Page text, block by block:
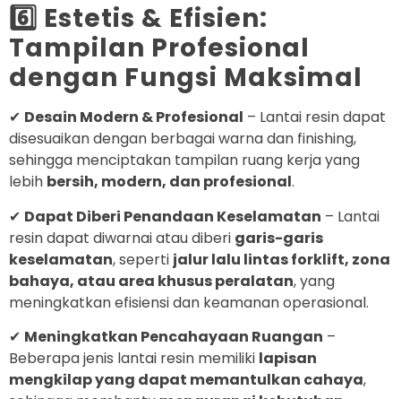
6️⃣ Estetis & Efisien:
Tampilan Profesional
dengan Fungsi Maksimal
✔ Desain Modern & Profesional – Lantai resin dapat
disesuaikan dengan berbagai warna dan finishing,
sehingga menciptakan tampilan ruang kerja yang
lebih bersih, modern, dan profesional.
✔ Dapat Diberi Penandaan Keselamatan – Lantai
resin dapat diwarnai atau diberi garis-garis
keselamatan, seperti jalur lalu lintas forklift, zona
bahaya, atau area khusus peralatan, yang
meningkatkan efisiensi dan keamanan operasional.
✔ Meningkatkan Pencahayaan Ruangan –
Beberapa jenis lantai resin memiliki lapisan
mengkilap yang dapat memantulkan cahaya,